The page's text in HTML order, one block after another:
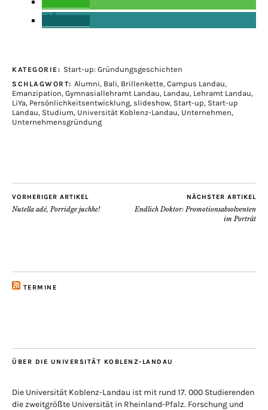
KATEGORIE: Start-up: Gründungsgeschichten
SCHLAGWORT: Alumni, Bali, Brillenkette, Campus Landau,
Emanzipation, Gymnasiallehramt Landau, Landau, Lehramt Landau,
LiYa, Persönlichkeitsentwicklung, slideshow, Start-up, Start-up
Landau, Studium, Universität Koblenz-Landau, Unternehmen,
Unternehmensgründung
VORHERIGER ARTIKEL
Nutella adé, Porridge juchhe!
NÄCHSTER ARTIKEL
Endlich Doktor: Promotionsabsolventen
im Porträt
TERMINE
ÜBER DIE UNIVERSITÄT KOBLENZ-LANDAU
Die Universität Koblenz-Landau ist mit rund 17. 000 Studierenden
die zweitgrößte Universität in Rheinland-Pfalz. Forschung und